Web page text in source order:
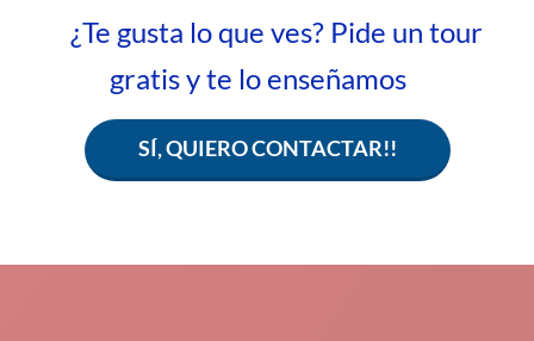
¿Te gusta lo que ves? Pide un tour
gratis y te lo enseñamos
SÍ, QUIERO CONTACTAR!!